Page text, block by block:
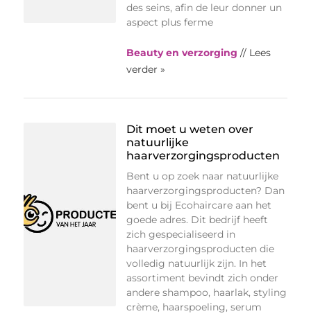
des seins, afin de leur donner un
aspect plus ferme
Beauty en verzorging // Lees
verder »
Dit moet u weten over
natuurlijke
haarverzorgingsproducten
Bent u op zoek naar natuurlijke
haarverzorgingsproducten? Dan
bent u bij Ecohaircare aan het
goede adres. Dit bedrijf heeft
zich gespecialiseerd in
haarverzorgingsproducten die
volledig natuurlijk zijn. In het
assortiment bevindt zich onder
andere shampoo, haarlak, styling
crème, haarspoeling, serum